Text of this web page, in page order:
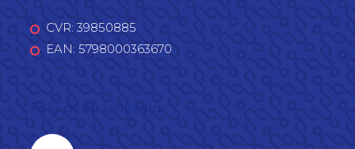
CVR: 39850885
EAN: 5798000363670
Linkedin profil